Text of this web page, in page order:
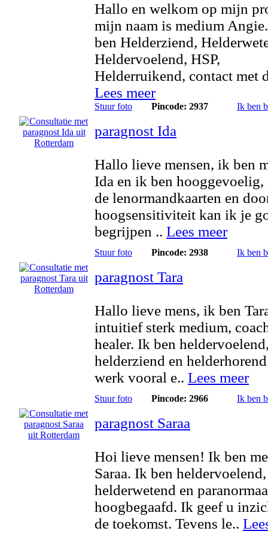
Hallo en welkom op mijn
mijn naam is medium
ben Helderziend,
Heldervoelend, HSP,
Helderruikend, contact met
Lees meer
Stuur foto Pincode: 2937 Ik ben
paragnost Ida
Hallo lieve mensen, ik ben
Ida en ik ben
de lenormandkaarten en
hoogsensitiviteit kan ik je
begrijpen .. Lees meer
Stuur foto Pincode: 2938 Ik ben
paragnost Tara
Hallo lieve mens, ik ben
intuitief sterk medium,
healer. Ik ben
helderziend en
werk vooral e.. Lees meer
Stuur foto Pincode: 2966 Ik ben
paragnost Saraa
Hoi lieve mensen! Ik ben
Saraa. Ik ben heldervoelend,
helderwetend en
hoogbegaafd. Ik geef u
de toekomst. Tevens le..